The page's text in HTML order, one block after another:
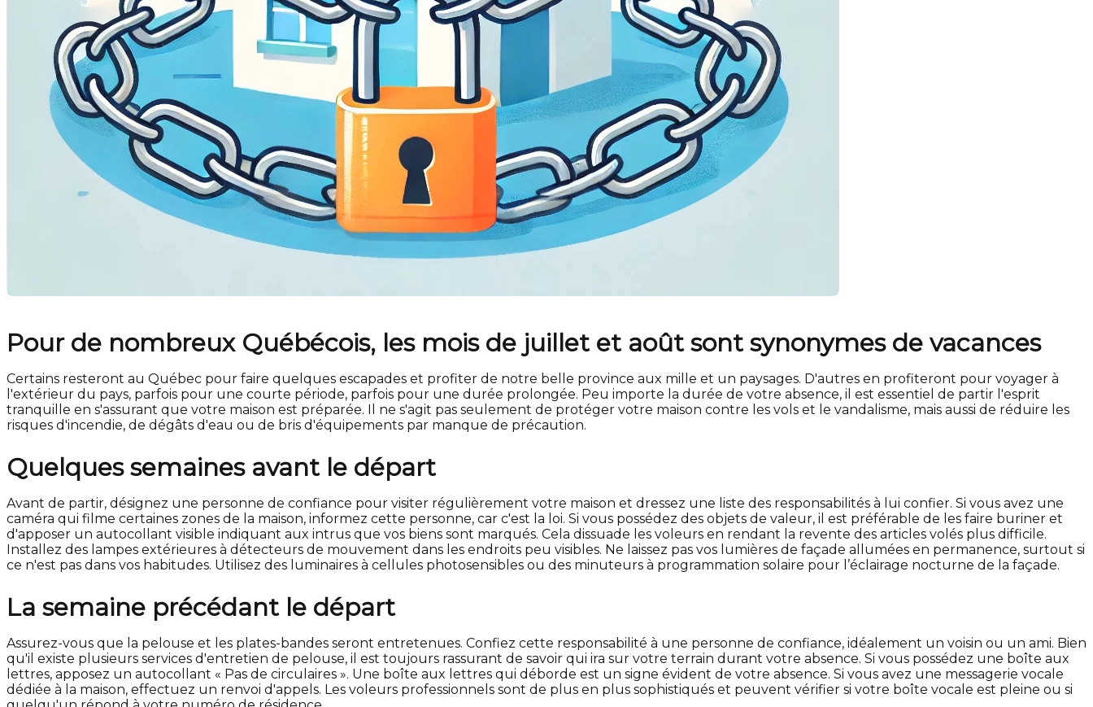
Pour de nombreux Québécois, les mois de juillet et août sont synonymes de vacances
Certains resteront au Québec pour faire quelques escapades et profiter de notre belle province aux mille et un paysages. D'autres en profiteront pour voyager à
l'extérieur du pays, parfois pour une courte période, parfois pour une durée prolongée. Peu importe la durée de votre absence, il est essentiel de partir l'esprit
tranquille en s'assurant que votre maison est préparée. Il ne s'agit pas seulement de protéger votre maison contre les vols et le vandalisme, mais aussi de réduire les
risques d'incendie, de dégâts d'eau ou de bris d'équipements par manque de précaution.
Quelques semaines avant le départ
Avant de partir, désignez une personne de confiance pour visiter régulièrement votre maison et dressez une liste des responsabilités à lui confier. Si vous avez une
caméra qui filme certaines zones de la maison, informez cette personne, car c'est la loi. Si vous possédez des objets de valeur, il est préférable de les faire buriner et
d'apposer un autocollant visible indiquant aux intrus que vos biens sont marqués. Cela dissuade les voleurs en rendant la revente des articles volés plus difficile.
Installez des lampes extérieures à détecteurs de mouvement dans les endroits peu visibles. Ne laissez pas vos lumières de façade allumées en permanence, surtout si
ce n'est pas dans vos habitudes. Utilisez des luminaires à cellules photosensibles ou des minuteurs à programmation solaire pour l’éclairage nocturne de la façade.
La semaine précédant le départ
Assurez-vous que la pelouse et les plates-bandes seront entretenues. Confiez cette responsabilité à une personne de confiance, idéalement un voisin ou un ami. Bien
qu'il existe plusieurs services d'entretien de pelouse, il est toujours rassurant de savoir qui ira sur votre terrain durant votre absence. Si vous possédez une boîte aux
lettres, apposez un autocollant « Pas de circulaires ». Une boîte aux lettres qui déborde est un signe évident de votre absence. Si vous avez une messagerie vocale
dédiée à la maison, effectuez un renvoi d'appels. Les voleurs professionnels sont de plus en plus sophistiqués et peuvent vérifier si votre boîte vocale est pleine ou si